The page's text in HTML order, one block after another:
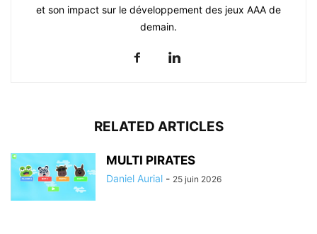
et son impact sur le développement des jeux AAA de
demain.
RELATED ARTICLES
MULTI PIRATES
Daniel Aurial - 25 juin 2026